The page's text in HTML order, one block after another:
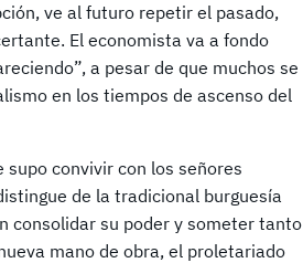
ve al futuro repetir el pasado,
El economista va a fondo
a pesar de que muchos se
en los tiempos de ascenso del
convivir con los señores
de la tradicional burguesía
consolidar su poder y someter tanto
mano de obra, el proletariado